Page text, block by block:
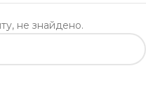
не знайдено.